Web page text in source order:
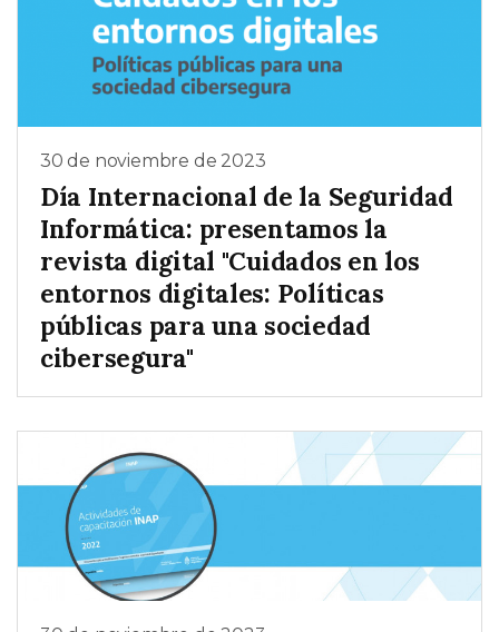
30 de noviembre de 2023
Día Internacional de la Seguridad
Informática: presentamos la
revista digital "Cuidados en los
entornos digitales: Políticas
públicas para una sociedad
cibersegura"